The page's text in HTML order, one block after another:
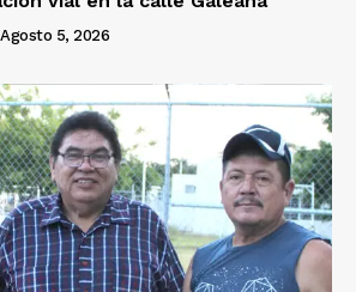
Agosto 5, 2026